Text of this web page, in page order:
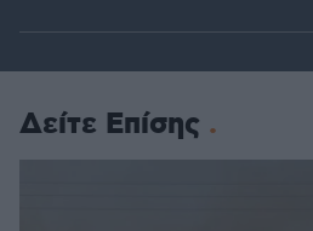
Δείτε Επίσης